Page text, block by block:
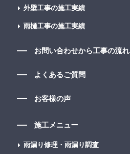
外壁工事の施工実績
雨樋工事の施工実績
お問い合わせから工事の流れ
よくあるご質問
お客様の声
施工メニュー
雨漏り修理・雨漏り調査